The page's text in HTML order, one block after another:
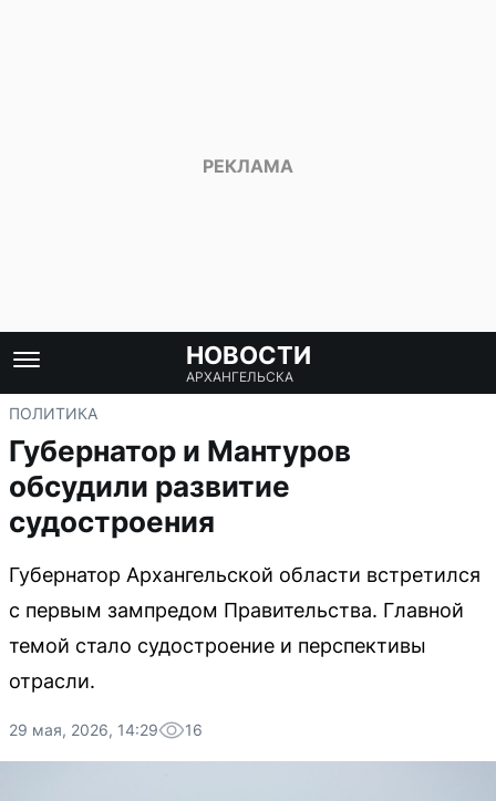
НОВОСТИ
АРХАНГЕЛЬСКА
ПОЛИТИКА
Губернатор и Мантуров
обсудили развитие
судостроения
Губернатор Архангельской области встретился
с первым зампредом Правительства. Главной
темой стало судостроение и перспективы
отрасли.
29 мая, 2026, 14:29 16